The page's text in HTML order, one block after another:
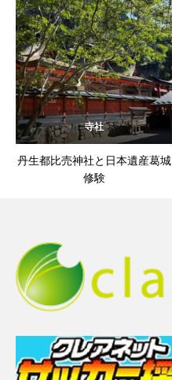
寺社
丹生都比売神社と日本遺産葛城
修験